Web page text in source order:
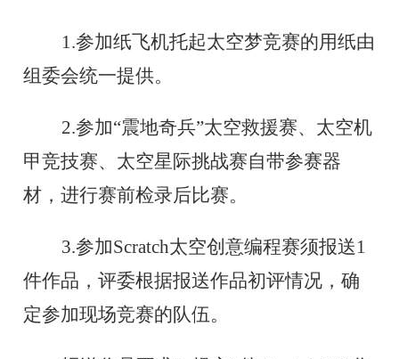
1.参加纸飞机托起太空梦竞赛的用纸由
组委会统一提供。
2.参加“震地奇兵”太空救援赛、太空机
甲竞技赛、太空星际挑战赛自带参赛器
材，进行赛前检录后比赛。
3.参加Scratch太空创意编程赛须报送1
件作品，评委根据报送作品初评情况，确
定参加现场竞赛的队伍。